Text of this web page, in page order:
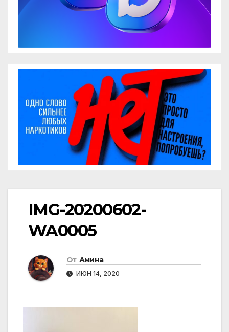
IMG-20200602-
WA0005
От Амина
ИЮН 14, 2020